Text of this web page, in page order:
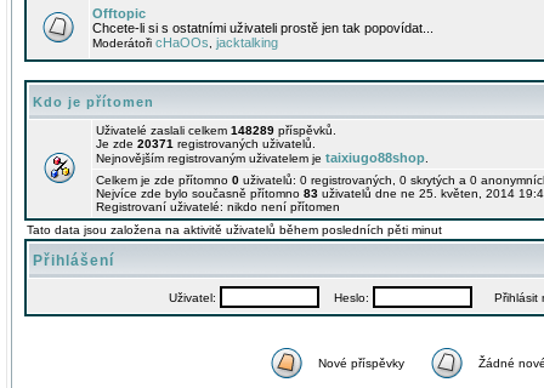
Offtopic
Chcete-li si s ostatními uživateli prostě jen tak popovídat...
Moderátoři cHaOOs jacktalking
Kdo je přítomen
Uživatelé zaslali celkem 148289 příspěvků.
Je zde 20371 registrovaných uživatelů.
Nejnovějším registrovaným uživatelem je taixiugo88shop
Celkem je zde přítomno 0 uživatelů: 0 registrovaných, 0 skrytých a 0
Nejvíce zde bylo současně přítomno 83 uživatelů dne ne 25. květen, 2014
Registrovaní uživatelé: nikdo není přítomen
Tato data jsou založena na aktivitě uživatelů během posledních pěti minut
Přihlášení
Uživatel: Heslo: Přihlásit
Nové příspěvky Žádné